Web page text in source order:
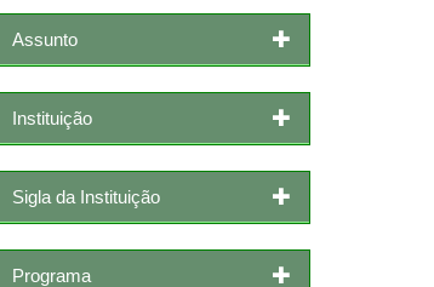
Assunto
Instituição
Sigla da Instituição
Programa